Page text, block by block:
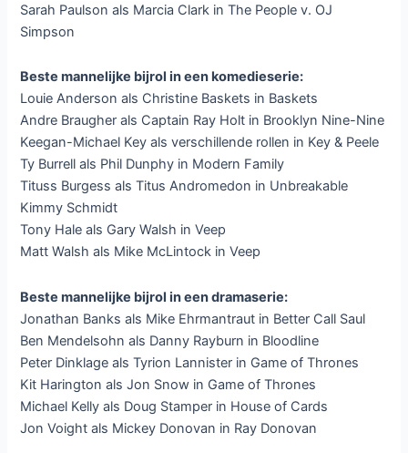
Sarah Paulson als Marcia Clark in The People v. OJ
Simpson
Beste mannelijke bijrol in een komedieserie:
Louie Anderson als Christine Baskets in Baskets
Andre Braugher als Captain Ray Holt in Brooklyn Nine-Nine
Keegan-Michael Key als verschillende rollen in Key & Peele
Ty Burrell als Phil Dunphy in Modern Family
Tituss Burgess als Titus Andromedon in Unbreakable
Kimmy Schmidt
Tony Hale als Gary Walsh in Veep
Matt Walsh als Mike McLintock in Veep
Beste mannelijke bijrol in een dramaserie:
Jonathan Banks als Mike Ehrmantraut in Better Call Saul
Ben Mendelsohn als Danny Rayburn in Bloodline
Peter Dinklage als Tyrion Lannister in Game of Thrones
Kit Harington als Jon Snow in Game of Thrones
Michael Kelly als Doug Stamper in House of Cards
Jon Voight als Mickey Donovan in Ray Donovan